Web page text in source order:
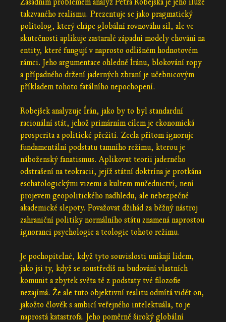
Zásadním problémem analýz Petra Robejška je jeho iluze
takzvaného realismu. Prezentuje se jako pragmatický
politolog, který chápe globální rovnováhu sil, ale ve
skutečnosti aplikuje zastaralé západní modely chování na
entity, které fungují v naprosto odlišném hodnotovém
rámci. Jeho argumentace ohledně Íránu, blokování ropy
a případného držení jaderných zbraní je učebnicovým
příkladem tohoto fatálního nepochopení.
Robejšek analyzuje Írán, jako by to byl standardní
racionální stát, jehož primárním cílem je ekonomická
prosperita a politické přežití. Zcela přitom ignoruje
fundamentální podstatu tamního režimu, kterou je
náboženský fanatismus. Aplikovat teorii jaderného
odstrašení na teokracii, jejíž státní doktrína je protkána
eschatologickými vizemi a kultem mučednictví, není
projevem geopolitického nadhledu, ale nebezpečné
akademické slepoty. Považovat džihád za běžný nástroj
zahraniční politiky normálního státu znamená naprostou
ignoranci psychologie a teologie tohoto režimu.
Je pochopitelné, když tyto souvislosti unikají lidem,
jako jsi ty, když se soustředíš na budování vlastních
komunit a zbytek světa tě z podstaty tvé filozofie
nezajímá. Že ale tuto objektivní realitu odmítá vidět on,
jakožto člověk s ambicí veřejného intelektuála, to je
naprostá katastrofa. Jeho poměrně široký globální